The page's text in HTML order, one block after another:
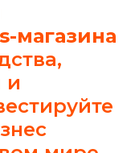
магазина
и